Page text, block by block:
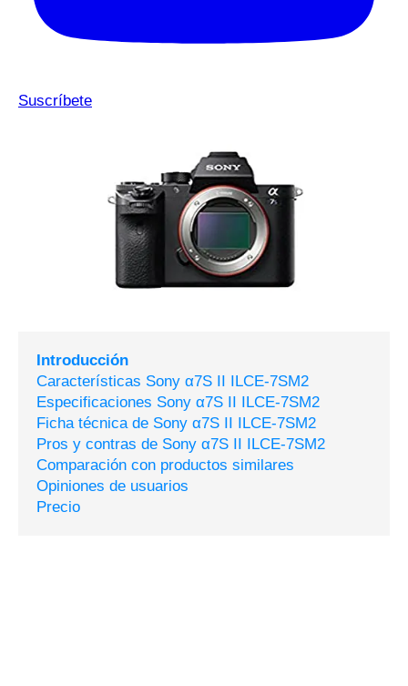
Suscríbete
Introducción
Características Sony α7S II ILCE-7SM2
Especificaciones Sony α7S II ILCE-7SM2
Ficha técnica de Sony α7S II ILCE-7SM2
Pros y contras de Sony α7S II ILCE-7SM2
Comparación con productos similares
Opiniones de usuarios
Precio